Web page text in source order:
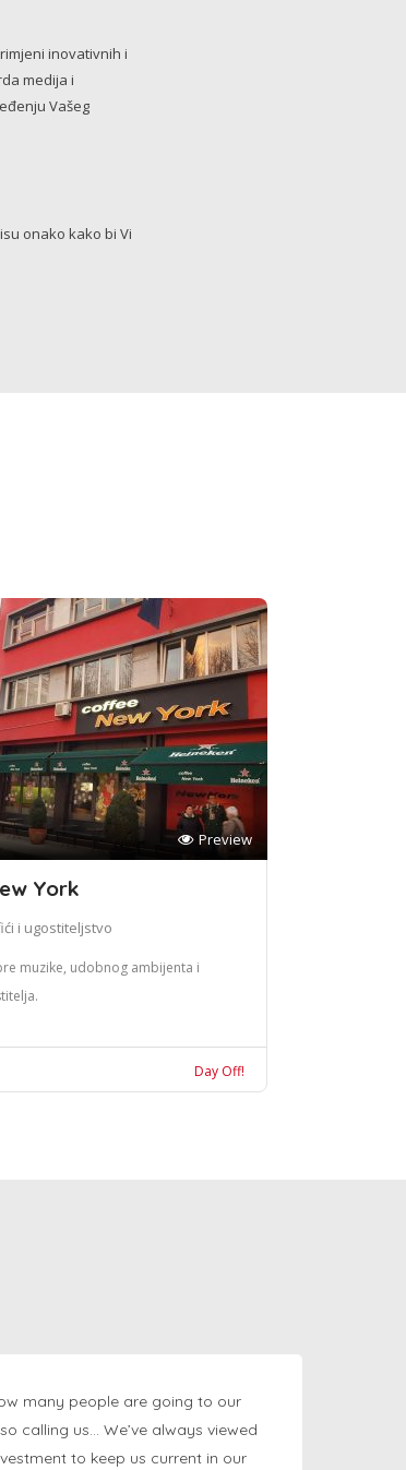
inovativnih i
medija i
Vašeg
onako kako bi Vi
Preview
York
i ugostiteljstvo
muzike, udobnog ambijenta i
Day Off!
many people are going to our
calling us… We’ve always viewed
to keep us current in our